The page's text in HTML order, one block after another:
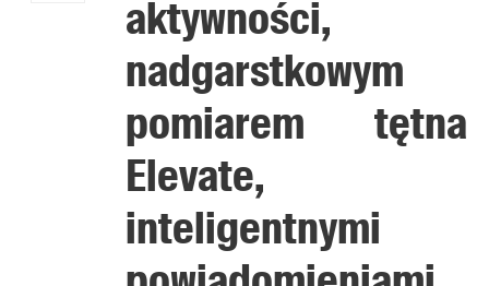
aktywności,
nadgarstkowym
pomiarem tętna
Elevate,
inteligentnymi